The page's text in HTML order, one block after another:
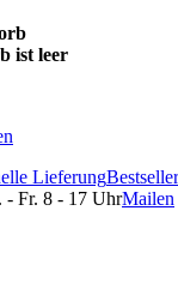
ist leer
LieferungBestseller
- Fr. 8 - 17 UhrMailen